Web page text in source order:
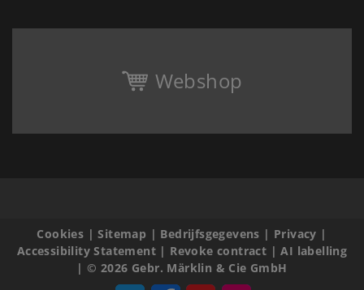
Webshop
Cookies |Sitemap | Bedrijfsgegevens | Privacy |
Accessibility Statement| Revoke contract |AI labelling
|© 2026 Gebr. Märklin & Cie GmbH